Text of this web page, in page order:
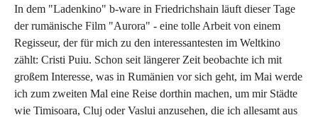
In dem "Ladenkino" b-ware in Friedrichshain läuft dieser Tage
der rumänische Film "Aurora" - eine tolle Arbeit von einem
Regisseur, der für mich zu den interessantesten im Weltkino
zählt: Cristi Puiu. Schon seit längerer Zeit beobachte ich mit
großem Interesse, was in Rumänien vor sich geht, im Mai werde
ich zum zweiten Mal eine Reise dorthin machen, um mir Städte
wie Timisoara, Cluj oder Vaslui anzusehen, die ich allesamt aus